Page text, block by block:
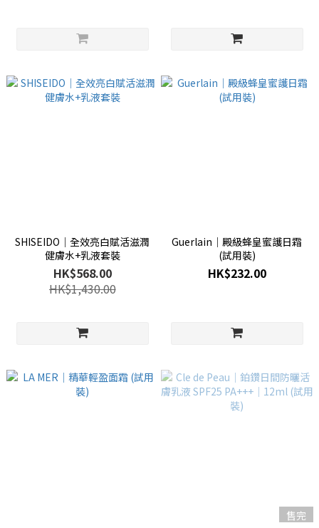
SHISEIDO│全效亮白賦活滋潤
健膚水+乳液套裝
HK$568.00
HK$1,430.00
Guerlain│殿級蜂皇蜜護日霜
(試用裝)
HK$232.00
售完